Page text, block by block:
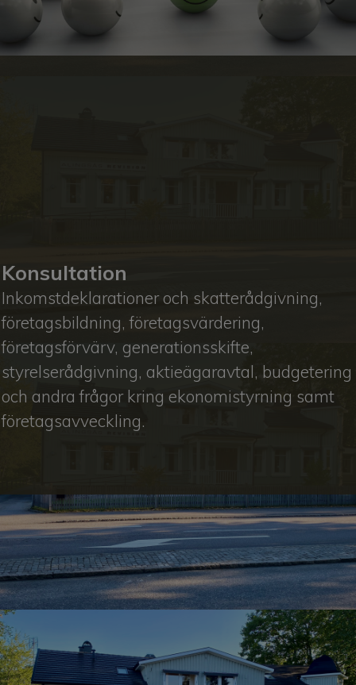
Konsultation
Inkomstdeklarationer och skatterådgivning,
företagsbildning, företagsvärdering,
företagsförvärv, generationsskifte,
styrelserådgivning, aktieägaravtal, budgetering
och andra frågor kring ekonomistyrning samt
företagsavveckling.